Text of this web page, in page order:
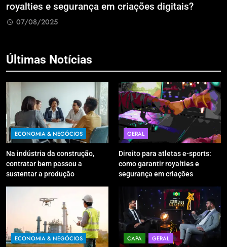
royalties e segurança em criações digitais?
07/08/2025
Últimas Notícias
ECONOMIA & NEGÓCIOS
Na indústria da construção,
contratar bem passou a
sustentar a produção
GERAL
Direito para atletas e-sports:
como garantir royalties e
segurança em criações
ECONOMIA & NEGÓCIOS CAPA GERAL